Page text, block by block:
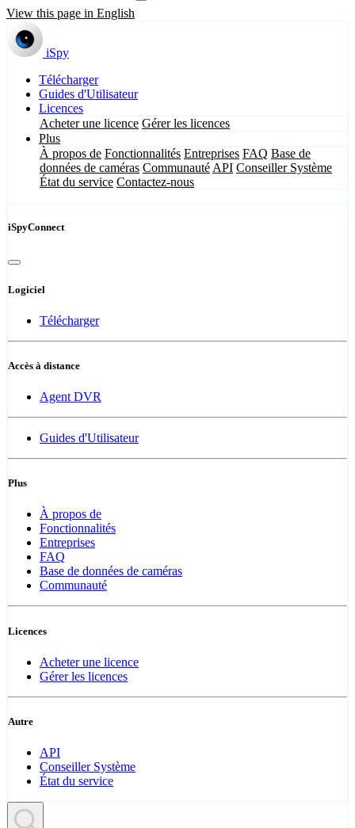
View this page in English
iSpy
Télécharger
Guides d'Utilisateur
Licences
Acheter une licence Gérer les licences
Plus
À propos de Fonctionnalités Entreprises FAQ Base de
données de caméras Communauté API Conseiller Système
État du service Contactez-nous
iSpyConnect
Logiciel
Télécharger
Accès à distance
Agent DVR
Guides d'Utilisateur
Plus
À propos de
Fonctionnalités
Entreprises
FAQ
Base de données de caméras
Communauté
Licences
Acheter une licence
Gérer les licences
Autre
API
Conseiller Système
État du service